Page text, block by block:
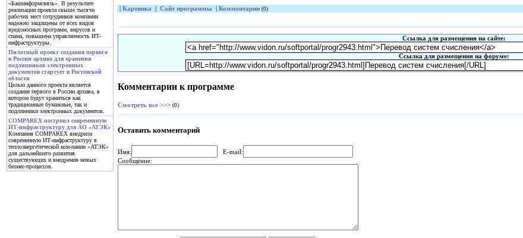
«Башинформсвязь». В результате
реализации проекта свыше тысячи
рабочих мест сотрудников компании
надежно защищены от всех видов
вредоносных программ, вирусов и
спама, повышена управляемость ИТ-
инфраструктуры.
Пилотный проект создания первого
в России архива для хранения
подлинников электронных
документов стартует в Ростовской
области
Целью данного проекта является
создание первого в России архива, в
котором будут храниться как
традиционные бумажные, так и
подлинники электронных документов.
COMPAREX построил современную
ИТ-инфраструктуру для АО «АТЭК»
Компания COMPAREX внедрила
современную ИТ-инфраструктуру в
теплоэнергетической ком-пании «АТЭК»
для дальнейшего развития
существующих и внедрения новых
бизнес-процессов.
Картинка Сайт программы Комментарии (0)
Ссылка для размещения на сайте:
Ссылка для размещения на форуме:
Комментарии к программе
Смотреть все >>> (0)
Оставить комментарий
Имя:
E-mail:
Сообщение: